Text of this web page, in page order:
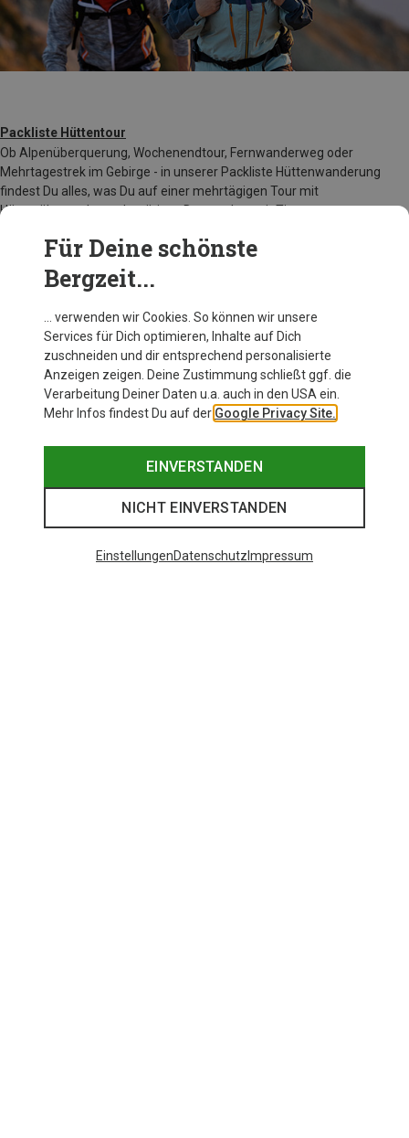
Packliste Hüttentour
Ob Alpenüberquerung, Wochenendtour, Fernwanderweg oder
Mehrtagestrek im Gebirge - in unserer Packliste Hüttenwanderung
findest Du alles, was Du auf einer mehrtägigen Tour mit
Hüttenübernachtung benötigst. Dazu geben wir Tipps zu
Den passenden Rucksack finden
Für Deine schönste
Bergzeit...
… verwenden wir Cookies. So können wir unsere
Services für Dich optimieren, Inhalte auf Dich
zuschneiden und dir entsprechend personalisierte
Anzeigen zeigen. Deine Zustimmung schließt ggf. die
Verarbeitung Deiner Daten u.a. auch in den USA ein.
Mehr Infos findest Du auf der Google Privacy Site.
EINVERSTANDEN
NICHT EINVERSTANDEN
EinstellungenDatenschutz Impressum